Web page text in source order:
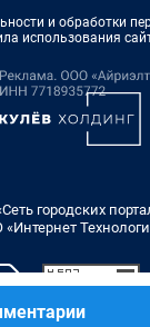
и обработки
использования
городских